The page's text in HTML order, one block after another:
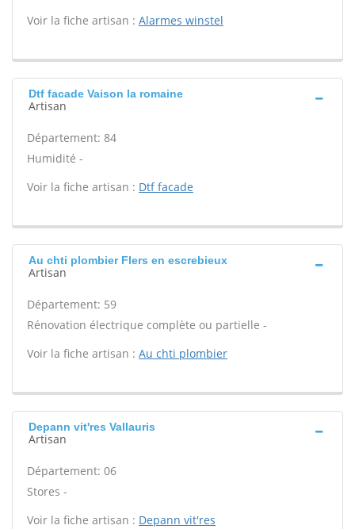
Voir la fiche artisan : Alarmes winstel
Dtf facade Vaison la romaine
Artisan
Département: 84
Humidité -
Voir la fiche artisan : Dtf facade
Au chti plombier Flers en escrebieux
Artisan
Département: 59
Rénovation électrique complète ou partielle -
Voir la fiche artisan : Au chti plombier
Depann vit'res Vallauris
Artisan
Département: 06
Stores -
Voir la fiche artisan : Depann vit'res